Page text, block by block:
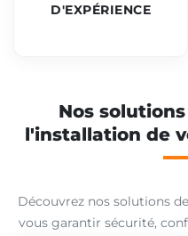
D'EXPÉRIENCE
Nos
l'installation de
Découvrez nos solutions
vous garantir sécurité,